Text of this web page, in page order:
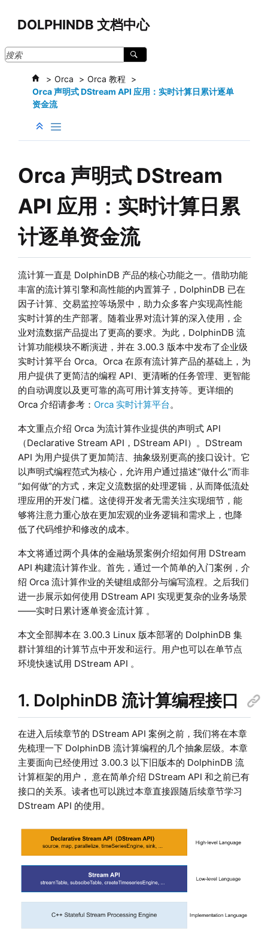
DOLPHINDB 文档中心
Orca
Orca 教程
Orca 声明式 DStream API 应用：实时计算日累计逐单
资金流
Orca 声明式 DStream
API 应用：实时计算日累
计逐单资金流
流计算一直是 DolphinDB 产品的核心功能之一。借助功能
丰富的流计算引擎和高性能的内置算子，DolphinDB 已在
因子计算、交易监控等场景中，助力众多客户实现高性能
实时计算的生产部署。随着业界对流计算的深入使用，企
业对流数据产品提出了更高的要求。为此，DolphinDB 流
计算功能模块不断演进，并在 3.00.3 版本中发布了企业级
实时计算平台 Orca。Orca 在原有流计算产品的基础上，为
用户提供了更简洁的编程 API、更清晰的任务管理、更智能
的自动调度以及更可靠的高可用计算支持等。更详细的
Orca 介绍请参考： Orca 实时计算平台。
本文重点介绍 Orca 为流计算作业提供的声明式 API
（Declarative Stream API，DStream API）。DStream
API 为用户提供了更加简洁、抽象级别更高的接口设计。它
以声明式编程范式为核心，允许用户通过描述“做什么”而非
“如何做”的方式，来定义流数据的处理逻辑，从而降低流处
理应用的开发门槛。这使得开发者无需关注实现细节，能
够将注意力重心放在更加宏观的业务逻辑和需求上，也降
低了代码维护和修改的成本。
本文将通过两个具体的金融场景案例介绍如何用 DStream
API 构建流计算作业。首先，通过一个简单的入门案例，介
绍 Orca 流计算作业的关键组成部分与编写流程。之后我们
进一步展示如何使用 DStream API 实现更复杂的业务场景
——实时日累计逐单资金流计算 。
本文全部脚本在 3.00.3 Linux 版本部署的 DolphinDB 集
群计算组的计算节点中开发和运行。用户也可以在单节点
环境快速试用 DStream API 。
1. DolphinDB 流计算编程接口
在进入后续章节的 DStream API 案例之前，我们将在本章
先梳理一下 DolphinDB 流计算编程的几个抽象层级。本章
主要面向已经使用过 3.00.3 以下旧版本的 DolphinDB 流
计算框架的用户， 意在简单介绍 DStream API 和之前已有
接口的关系。读者也可以跳过本章直接跟随后续章节学习
DStream API 的使用。